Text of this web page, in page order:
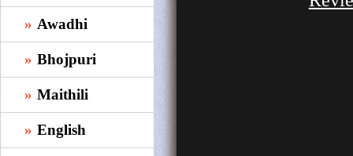
Awadhi
Bhojpuri
Maithili
English